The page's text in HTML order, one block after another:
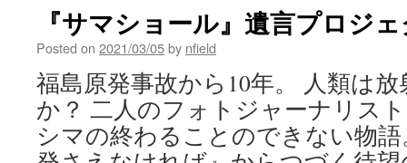
『サマショール』遺言プロジ
Posted on 2021/03/05by nfield
福島原発事故から10年。 人類は
か？ 二人のフォトジャーナリス
シマの終わることのできない物